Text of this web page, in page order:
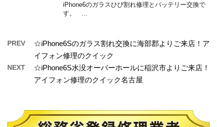
iPhone6のガラスひび割れ修理とバッテリー交換で
す。 …
PREV
☆iPhone6Sのガラス割れ交換に海部郡よりご来店！ア
イフォン修理のクイック
NEXT
☆iPhone6S水没オーバーホールに稲沢市よりご来店！
アイフォン修理のクイック名古屋